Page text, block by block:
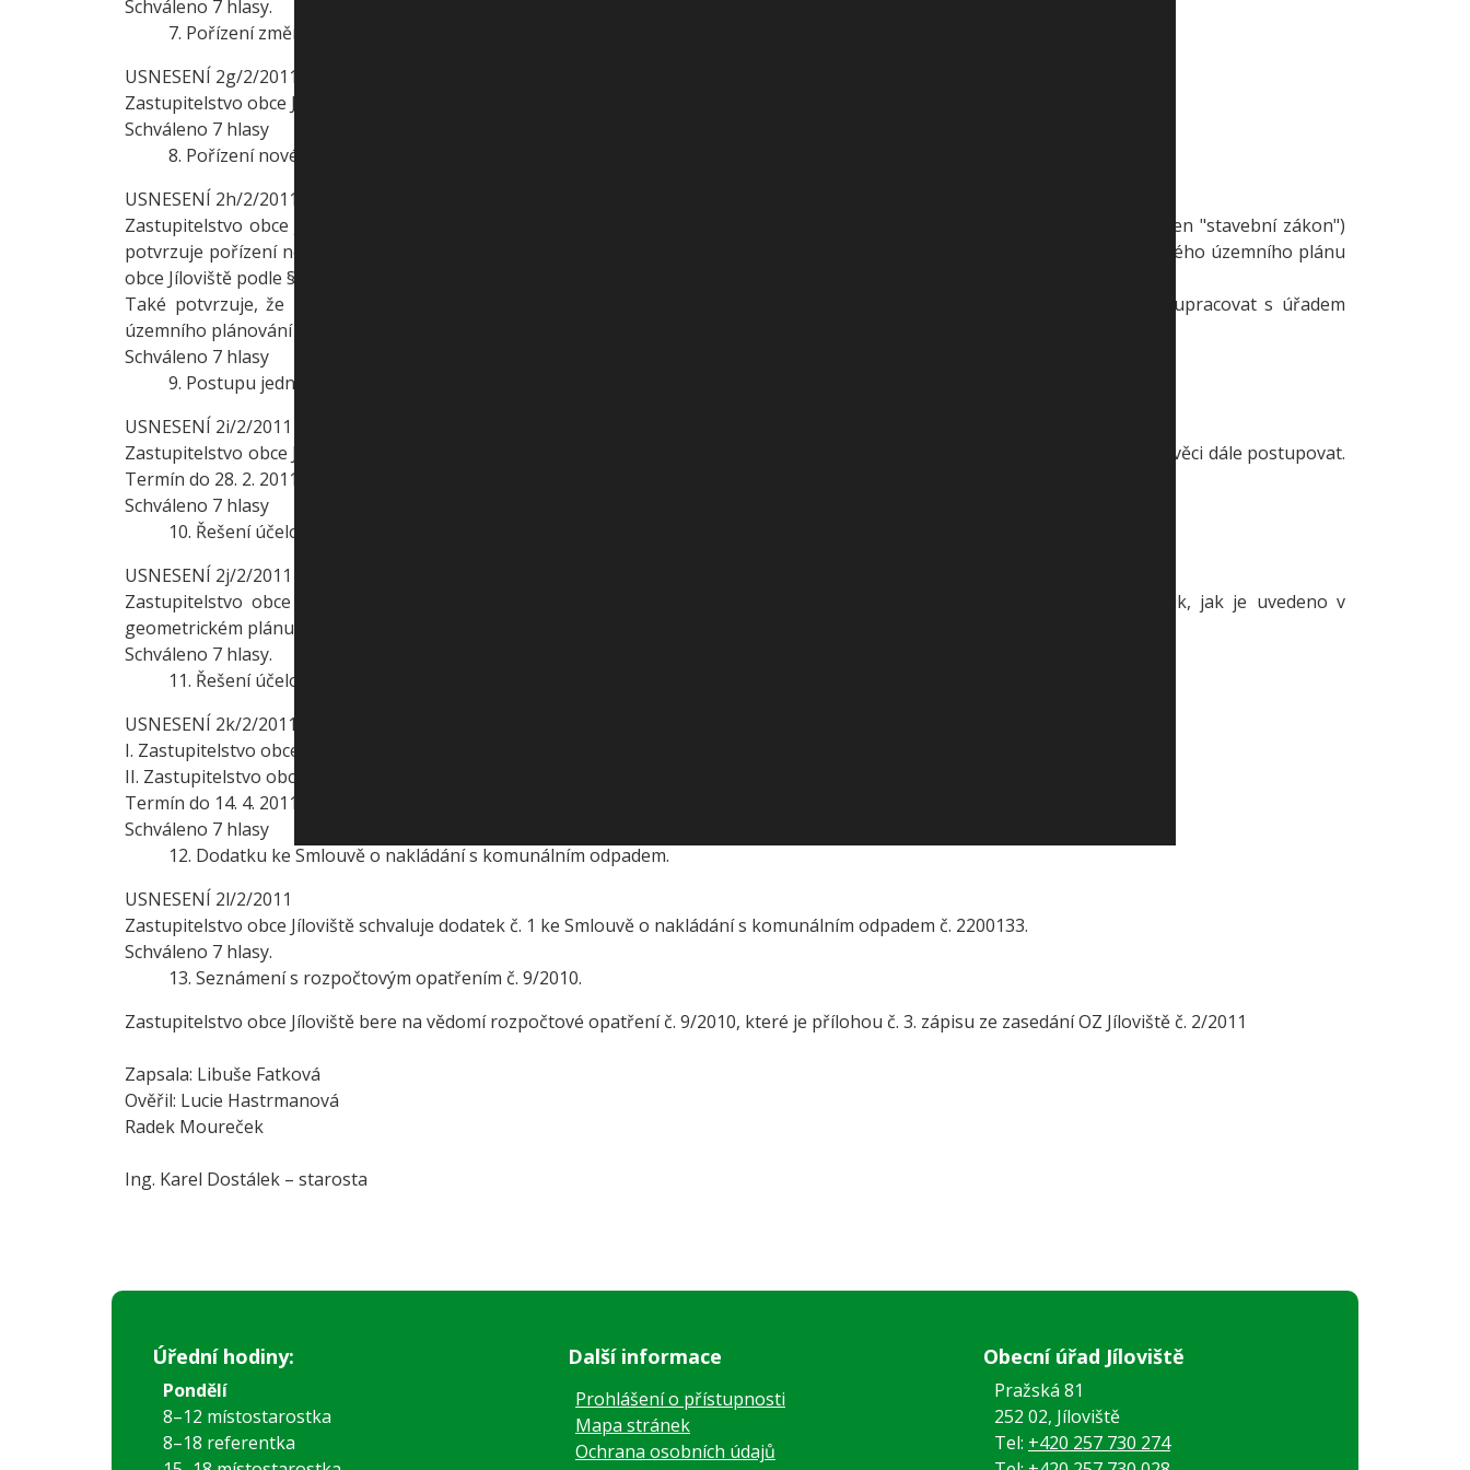
Schváleno 7 hlasy.
7. Pořízení změny č. 3 ÚP Jíloviště v lokalitě „Hotel Cinema Palace“.
USNESENÍ 2g/2/2011
Zastupitelstvo obce Jíloviště schvaluje ukončit pořízení změny č. 3 ÚP Jíloviště v lokalitě „Hotel Cinema Palace“.
Schváleno 7 hlasy
8. Pořízení nového územního plánu u Odboru územního plánování a stavebního řádu v Černošicích.
USNESENÍ 2h/2/2011
Zastupitelstvo obce Jíloviště podle § 6 odst. 5 písm. a) zákona č. 183/2006 Sb., o územním plánování a stavebním řádu (dále jen "stavební zákon")
potvrzuje pořízení nového územního plánu obce Jíloviště a podle § 6 odst. 6 písm. b) stavebního zákona jako pořizovatele nového územního plánu
obce Jíloviště podle § 6 odst. 1 písm. c) stavebního zákona obecní úřad obce s rozšířenou působností Černošice.
Také potvrzuje, že zastupitelem, který je pověřený projednáním nového územního plánu obce Jíloviště a který bude spolupracovat s úřadem
územního plánování při pořizování nového územního plánu je Ing. Karel Dostálek, tel. 257730274, e-mail: dostalek@jiloviste.cz.
Schváleno 7 hlasy
9. Postupu jednání ve věci pozemků p.č. 142/3 a 142/4.
USNESENÍ 2i/2/2011
Zastupitelstvo obce Jíloviště ukládá starostovi poslat majitelům pozemku p.č. 155/17 dopis s postupem jakým bude obec v teto věci dále postupovat.
Termín do 28. 2. 2011
Schváleno 7 hlasy
10. Řešení účelové komunikace ke hřbitovu parc. č. 184/2.
USNESENÍ 2j/2/2011
Zastupitelstvo obce Jíloviště schvaluje, aby nová komunikace ke hřbitovu na pozemku parc. č. 184/2 byla vybudována tak, jak je uvedeno v
geometrickém plánu č. 675-110/2008 ze dne 5. 11. 2009, který je přílohou č. 2. zasedání OZ Jíloviště č. 2/2011.
Schváleno 7 hlasy.
11. Řešení účelové komunikace parc. č. 92/2.
USNESENÍ 2k/2/2011
I. Zastupitelstvo obce Jíloviště neschvaluje uhradit náklady na geometrické zaměření cesty parc. č. 92/2.
II. Zastupitelstvo obce Jíloviště ukládá starostovi zjistit vlastníka cesty parc. č. 92/2 a navrhnout řešení.
Termín do 14. 4. 2011.
Schváleno 7 hlasy
12. Dodatku ke Smlouvě o nakládání s komunálním odpadem.
USNESENÍ 2l/2/2011
Zastupitelstvo obce Jíloviště schvaluje dodatek č. 1 ke Smlouvě o nakládání s komunálním odpadem č. 2200133.
Schváleno 7 hlasy.
13. Seznámení s rozpočtovým opatřením č. 9/2010.
Zastupitelstvo obce Jíloviště bere na vědomí rozpočtové opatření č. 9/2010, které je přílohou č. 3. zápisu ze zasedání OZ Jíloviště č. 2/2011
Zapsala: Libuše Fatková
Ověřil: Lucie Hastrmanová
Radek Moureček
Ing. Karel Dostálek – starosta
Úřední hodiny:
Pondělí
8–12 místostarostka
8–18 referentka
Další informace
Prohlášení o přístupnosti
Mapa stránek
Ochrana osobních údajů
Obecní úřad Jíloviště
Pražská 81
252 02, Jíloviště
Tel: +420 257 730 274